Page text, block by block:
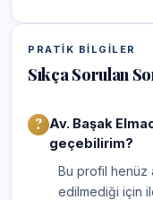
PRATIK BILGILER
Sıkça Sorulan
Av. Başak
geçebilirim?
Bu profil henüz
edilmediği için